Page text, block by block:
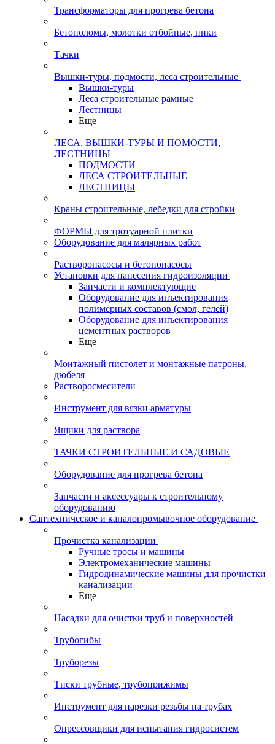
Трансформаторы для прогрева бетона
Бетоноломы, молотки отбойные, пики
Тачки
Вышки-туры, подмости, леса строительные
Вышки-туры
Леса строительные рамные
Лестницы
Еще
ЛЕСА, ВЫШКИ-ТУРЫ И ПОМОСТИ,
ЛЕСТНИЦЫ
ПОДМОСТИ
ЛЕСА СТРОИТЕЛЬНЫЕ
ЛЕСТНИЦЫ
Краны строительные, лебедки для стройки
ФОРМЫ для тротуарной плитки
Оборудование для малярных работ
Растворонасосы и бетононасосы
Установки для нанесения гидроизоляции
Запчасти и комплектующие
Оборудование для инъектирования
полимерных составов (смол, гелей)
Оборудование для инъектирования
цементных растворов
Еще
Монтажный пистолет и монтажные патроны,
дюбеля
Растворосмесители
Инструмент для вязки арматуры
Ящики для раствора
ТАЧКИ СТРОИТЕЛЬНЫЕ И САДОВЫЕ
Оборудование для прогрева бетона
Запчасти и аксессуары к строительному
оборудованию
Сантехническое и каналопромывочное оборудование
Прочистка канализации
Ручные тросы и машины
Электромеханические машины
Гидродинамические машины для прочистки
канализации
Еще
Насадки для очистки труб и поверхностей
Трубогибы
Труборезы
Тиски трубные, трубоприжимы
Инструмент для нарезки резьбы на трубах
Опрессовщики для испытания гидросистем